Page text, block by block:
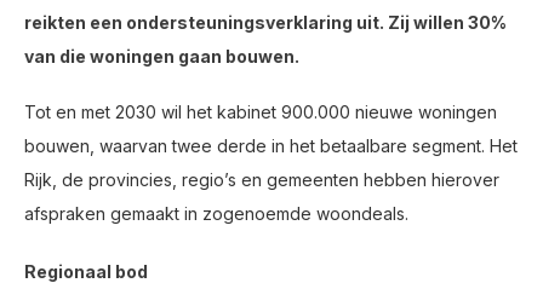
reikten een ondersteuningsverklaring uit. Zij willen 30%
van die woningen gaan bouwen.
Tot en met 2030 wil het kabinet 900.000 nieuwe woningen
bouwen, waarvan twee derde in het betaalbare segment. Het
Rijk, de provincies, regio’s en gemeenten hebben hierover
afspraken gemaakt in zogenoemde woondeals.
Regionaal bod